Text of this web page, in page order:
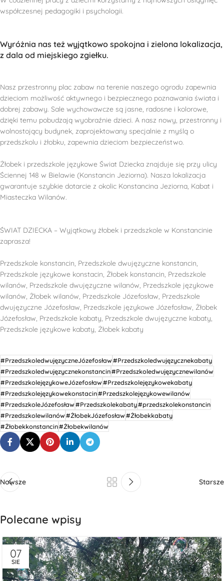
współczesnej pedagogiki i psychologii.
Wyróżnia nas też wyjątkowo spokojna i zielona lokalizacja,
z dala od miejskiego zgiełku.
Nasz przestronny plac zabaw na terenie naszego ogrodu zapewnia
dzieciom możliwość aktywnego i bezpiecznego poznawania świata i
dobrej zabawy. Sale wychowawcze są jasne, radosne i kolorowe,
dzięki temu pobudzają wyobraźnie dzieci. A nasz nowy, przestronny i
wolnostojący budynek, zaprojektowany specjalnie z myślą o
przedszkolu i żłobku, zapewnia dzieciom bezpieczeństwo.
Żłobek i przedszkole językowe Świat Dziecka znajduje się przy ulicy
Ściennej 148 w Bielawie (Konstancin Jeziorna). Nasza lokalizacja
gwarantuje szybkie dotarcie z okolic Konstancina Jeziorna, Kabat i
Miasteczka Wilanów.
ŚWIAT DZIECKA – Wyjątkowy żłobek i przedszkole w Konstancinie
zaprasza!
Przedszkole konstancin, Przedszkole dwujęzyczne konstancin,
Przedszkole językowe konstacin, Żłobek konstancin, Przedszkole
wilanów, Przedszkole dwujęzyczne wilanów, Przedszkole językowe
wilanów, Żłobek wilanów, Przedszkole Józefosław, Przedszkole
dwujęzyczne Józefosław, Przedszkole językowe Józefosław, Żłobek
Józefosław, Przedszkole kabaty, Przedszkole dwujęzyczne kabaty,
Przedszkole językowe kabaty, Żłobek kabaty
#PrzedszkoledwujęzyczneJózefosław#Przedszkoledwujęzycznekabaty
#Przedszkoledwujęzycznekonstancin#Przedszkoledwujęzycznewilanów
#PrzedszkolejęzykoweJózefosław#Przedszkolejęzykowekabaty
#Przedszkolejęzykowekonstacin#Przedszkolejęzykowewilanów
#PrzedszkoleJózefosław#Przedszkolekabaty#przedszkolekonstancin
#Przedszkolewilanów#ŻłobekJózefosław#Żłobekkabaty
#Żłobekkonstancin#Żłobekwilanów
Nowsze Starsze
Polecane wpisy
07
SIE